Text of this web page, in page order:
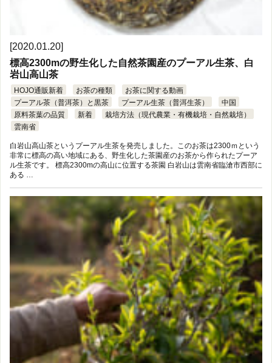
[2020.01.20]
標高2300mの野生化した自然茶園産のプーアル生茶、白
岩山高山茶
HOJO通販新着 お茶の種類
お茶に関する動画
プーアル茶（普洱茶）と黒茶
プーアル生茶（普洱生茶）
中国
原料茶葉の品質
新着
栽培方法（現代農業・有機栽培・自然栽培）
雲南省
白岩山高山茶というプーアル生茶を発売しました。このお茶は2300ｍという
非常に標高の高い地域にある、野生化した茶園産のお茶から作られたプーア
ル生茶です。 標高2300mの高山に位置する茶園 白岩山は雲南省臨滄市西部に
ある …